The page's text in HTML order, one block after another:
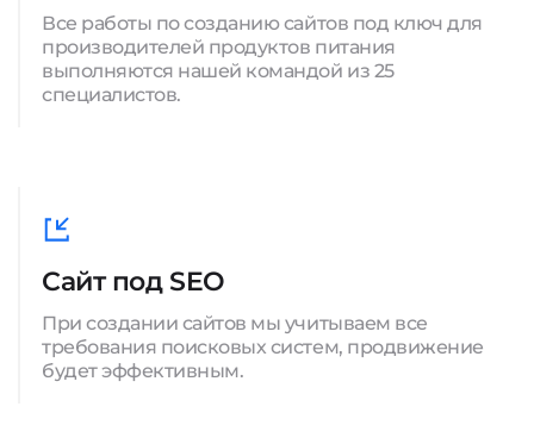
Все работы по созданию сайтов под ключ для
производителей продуктов питания
выполняются нашей командой из 25
специалистов.
Сайт под SEO
При создании сайтов мы учитываем все
требования поисковых систем, продвижение
будет эффективным.